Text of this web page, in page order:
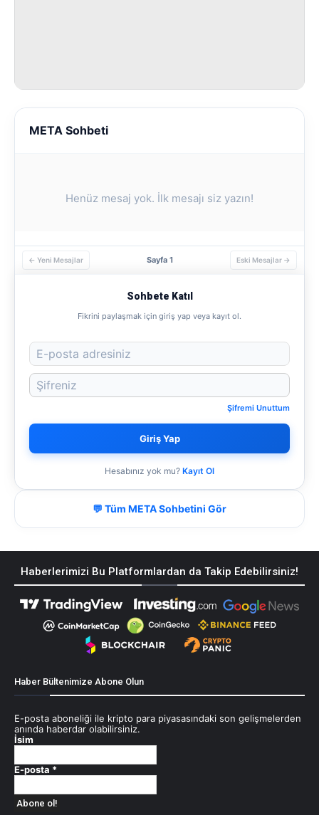
META Sohbeti
Henüz mesaj yok. İlk mesajı siz yazın!
← Yeni Mesajlar Sayfa 1 Eski Mesajlar →
Sohbete Katıl
Fikrini paylaşmak için giriş yap veya kayıt ol.
Şifremi Unuttum
Giriş Yap
Hesabınız yok mu? Kayıt Ol
💬 Tüm META Sohbetini Gör
Haberlerimizi Bu Platformlardan da Takip Edebilirsiniz!
Haber Bültenimize Abone Olun
E-posta aboneliği ile kripto para piyasasındaki son gelişmelerden
anında haberdar olabilirsiniz.
İsim
E-posta *